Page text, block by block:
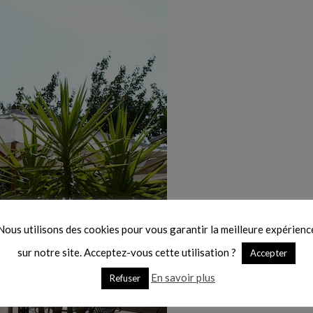
utilisons des cookies pour vous garantir la meilleure
sur notre site. Acceptez-vous cette utilisation ?
Accepter
Refuser En savoir plus